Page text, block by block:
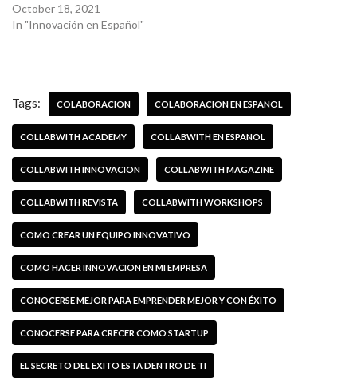
October 18, 2021
In "Innovación en Español"
Tags: COLABORACION COLABORACION EN ESPANOL
COLLABWITH ACADEMY COLLABWITH EN ESPANOL
COLLABWITH INNOVACION COLLABWITH MAGAZINE
COLLABWITH REVISTA COLLABWITH WORKSHOPS
COMO CREAR UN EQUIPO INNOVATIVO
COMO HACER INNOVACION EN MI EMPRESA
CONOCERSE MEJOR PARA EMPRENDER MEJOR Y CON ÉXITO
CONOCERSE PARA CRECER COMO STARTUP
EL SECRETO DEL EXITO ESTA DENTRO DE TI